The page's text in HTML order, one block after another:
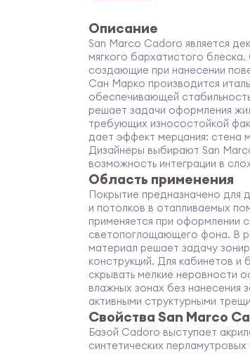
Описание
San Marco Cadoro является
мягкого бархатистого
создающие при нанесении
Сан Марко производится
обеспечивающей
решает задачи оформления
требующих износостойкой
дает эффект мерцания: стена
Дизайнеры выбирают San
возможность интеграции в
Область применения
Покрытие предназначено для
и потолков в отапливаемых
применяется при оформлении
светопоглощающего фона. В
материал решает задачу
конструкций. Для кабинетов
скрывать мелкие неровности
влажных зонах без нанесения
активными структурными
Свойства San Marco
Базой Cadoro выступает
синтетических